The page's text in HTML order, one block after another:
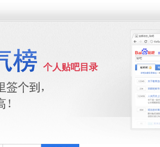
个人贴吧目录